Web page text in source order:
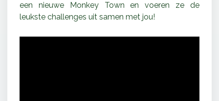
een nieuwe Monkey Town en voeren ze de
leukste challenges uit samen met jou!